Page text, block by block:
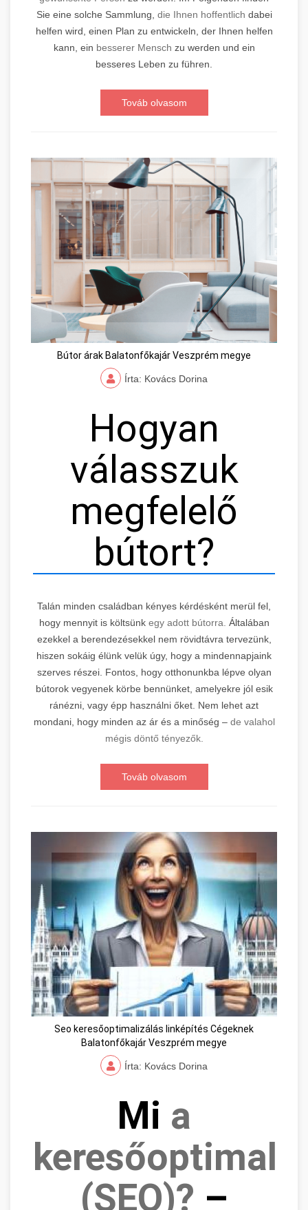
Sie eine solche Sammlung, die Ihnen hoffentlich dabei
helfen wird, einen Plan zu entwickeln, der Ihnen helfen
kann, ein besserer Mensch zu werden und ein
besseres Leben zu führen.
Továb olvasom
Bútor árak Balatonfőkajár Veszprém megye
Írta: Kovács Dorina
Hogyan
válasszuk
megfelelő
bútort?
Talán minden családban kényes kérdésként merül fel,
hogy mennyit is költsünkegy adott bútorra. Általában
ezekkel a berendezésekkel nem rövidtávra tervezünk,
hiszen sokáig élünk velük úgy, hogy a mindennapjaink
szerves részei. Fontos, hogy otthonunkba lépve olyan
bútorok vegyenek körbe bennünket, amelyekre jól esik
ránézni, vagy épp használni őket. Nem lehet azt
mondani, hogy minden az ár és a minőség – de valahol
mégis döntő tényezők.
Továb olvasom
Seo keresőoptimalizálás linképítés Cégeknek
Balatonfőkajár Veszprém megye
Írta: Kovács Dorina
Mi a
(SEO)? –